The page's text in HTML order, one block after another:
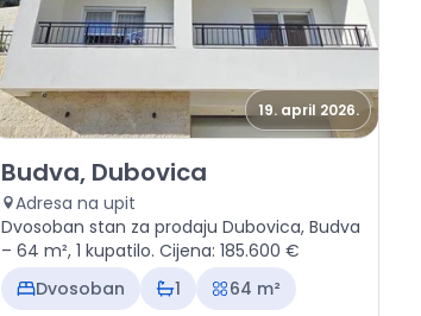
19. april 2026.
Prodaja - Stan Budva, Dubovica
Budva, Dubovica
Adresa na upit
Dvosoban stan za prodaju Dubovica, Budva
– 64 m², 1 kupatilo. Cijena: 185.600 €
Dvosoban
1 64 m²